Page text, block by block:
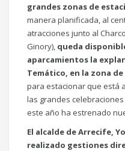
grandes zonas de
manera planificada, al
atracciones junto al
Ginory), queda
aparcamientos la
Temático, en la zona de
para estacionar que está
las grandes
este año ha estrenado
El alcalde de Arrecife,
realizado gestiones